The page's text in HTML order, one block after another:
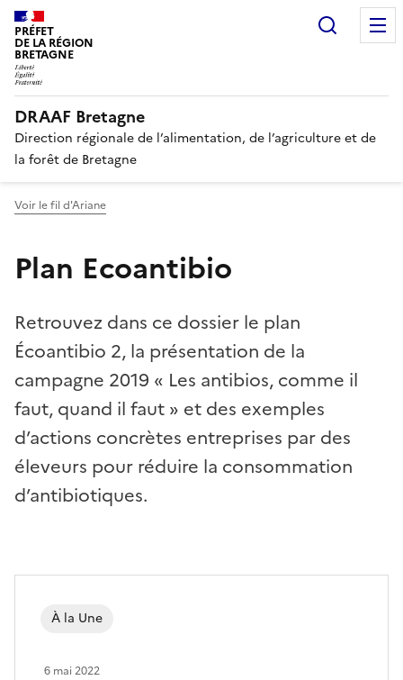
PRÉFET
DE LA RÉGION
BRETAGNE
DRAAF Bretagne
Direction régionale de l’alimentation, de l’agriculture et de
la forêt de Bretagne
Voir le fil d'Ariane
Plan Ecoantibio
Retrouvez dans ce dossier le plan
Écoantibio 2, la présentation de la
campagne 2019 « Les antibios, comme il
faut, quand il faut » et des exemples
d’actions concrètes entreprises par des
éleveurs pour réduire la consommation
d’antibiotiques.
À la Une
6 mai 2022